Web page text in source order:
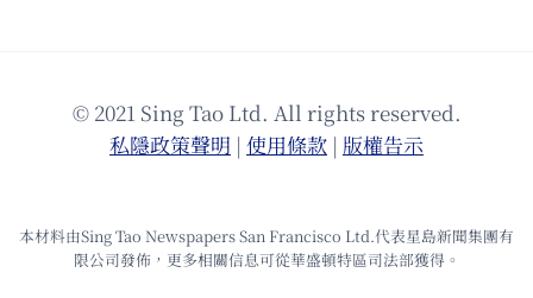
© 2021 Sing Tao Ltd. All rights reserved.
私隱政策聲明 | 使⽤條款 | 版權告⽰
本材料由Sing Tao Newspapers San Francisco Ltd.代表星島新聞集團有
限公司發佈，更多相關信息可從華盛頓特區司法部獲得。